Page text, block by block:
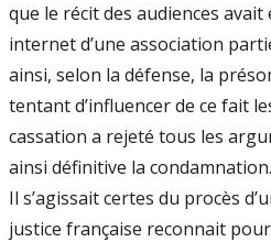
que le récit des audiences
internet d’une association
ainsi, selon la défense, la
tentant d’influen­cer de ce fait
cassation a rejeté tous les
ainsi définitive la condamnation.
Il s’agissait certes du procès
justice française reconnait